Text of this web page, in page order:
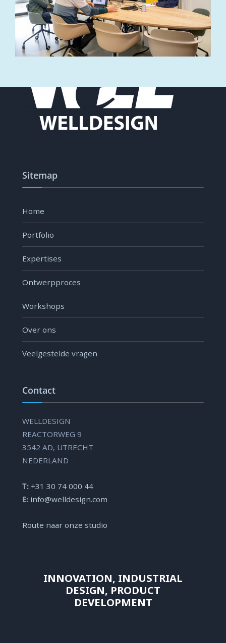
Sitemap
Home
Portfolio
Expertises
Ontwerpproces
Workshops
Over ons
Veelgestelde vragen
Contact
WELLDESIGN
REACTORWEG 9
3542 AD, UTRECHT
NEDERLAND
T: +31 30 74 000 44
E: info@welldesign.com
Route naar onze studio
INNOVATION, INDUSTRIAL
DESIGN, PRODUCT
DEVELOPMENT